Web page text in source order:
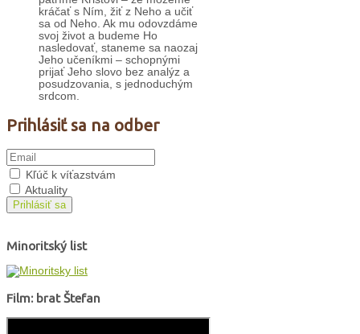
kráčať s Ním, žiť z Neho a učiť
sa od Neho. Ak mu odovzdáme
svoj život a budeme Ho
nasledovať, staneme sa naozaj
Jeho učeníkmi – schopnými
prijať Jeho slovo bez analýz a
posudzovania, s jednoduchým
srdcom.
Prihlásiť sa na odber
Kľúč k víťazstvám
Aktuality
Prihlásiť sa
Minoritský list
Film: brat Štefan